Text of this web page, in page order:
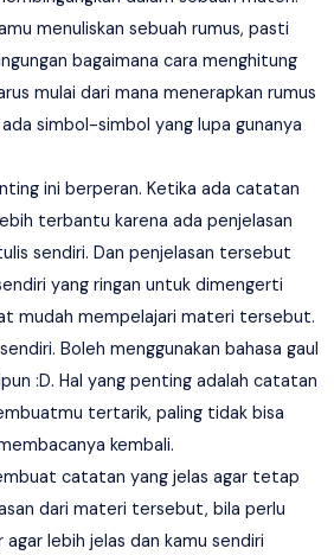
menuliskan sebuah rumus, pasti
bagaimana cara menghitung
mulai dari mana menerapkan rumus
simbol-simbol yang lupa gunanya
ini berperan. Ketika ada catatan
terbantu karena ada penjelasan
sendiri. Dan penjelasan tersebut
yang ringan untuk dimengerti
mudah mempelajari materi tersebut.
Boleh menggunakan bahasa gaul
:D. Hal yang penting adalah catatan
tertarik, paling tidak bisa
kembali.
catatan yang jelas agar tetap
dari materi tersebut, bila perlu
lebih jelas dan kamu sendiri